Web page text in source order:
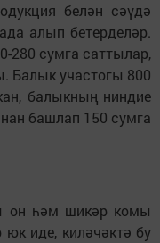
белән сәүдә
алып бетерделәр.
280 сумга саттылар,
Балык участогы 800
балыкның ниндие
башлап 150 сумга
он һәм шикәр комы
иде, киләчәктә бу